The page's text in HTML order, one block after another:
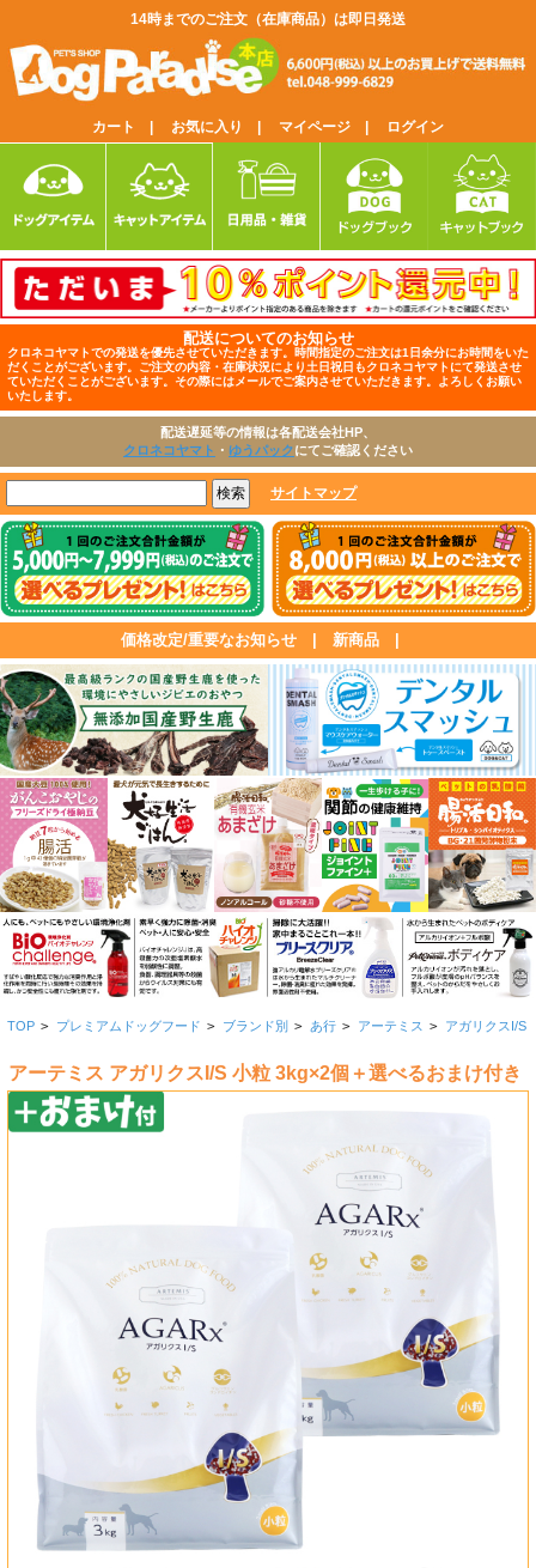
14時までのご注文（在庫商品）は即日発送
カート | お気に入り | マイページ | ログイン
配送についてのお知らせ
クロネコヤマトでの発送を優先させていただきます。時間指定のご注文は1日余分にお時間をいた
だくことがございます。ご注文の内容・在庫状況により土日祝日もクロネコヤマトにて発送させ
ていただくことがございます。その際にはメールでご案内させていただきます。よろしくお願い
いたします。
配送遅延等の情報は各配送会社HP、
クロネコヤマト ・ ゆうパックにてご確認ください
サイトマップ
価格改定/重要なお知らせ 新商品
TOP > プレミアムドッグフード > ブランド別 > あ行 > アーテミス > アガリクスI/S
アーテミス アガリクスI/S 小粒 3kg×2個＋選べるおまけ付き